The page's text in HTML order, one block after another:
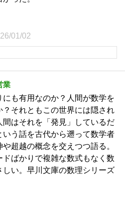
01/02
業
にも有用なのか？人間が数学を
？それともこの世界には隠され
間はそれを「発見」しているだ
いう話を古代から遡って数学者
超越の概念を交えつつ語る。
ドばかりで複雑な数式もなく数
しい。早川文庫の数理シリーズ